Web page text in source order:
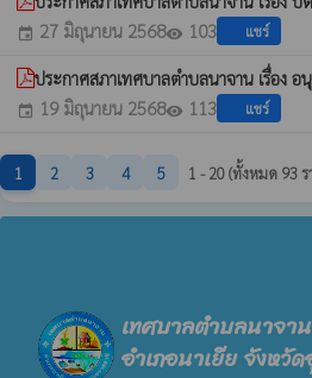
event 27 มิถุนายน 2568visibility 103 แชร์
ประกาศสภาเทศบาลตำบลนาจาน เรื่อง
event 19 มิถุนายน 2568visibility 113 แชร์
1 2 3 4 5 1 - 20 (ทั้งหมด 93 ร
เทศบาลตำบลนาจาน
อำเภอนาเยีย จังหวั